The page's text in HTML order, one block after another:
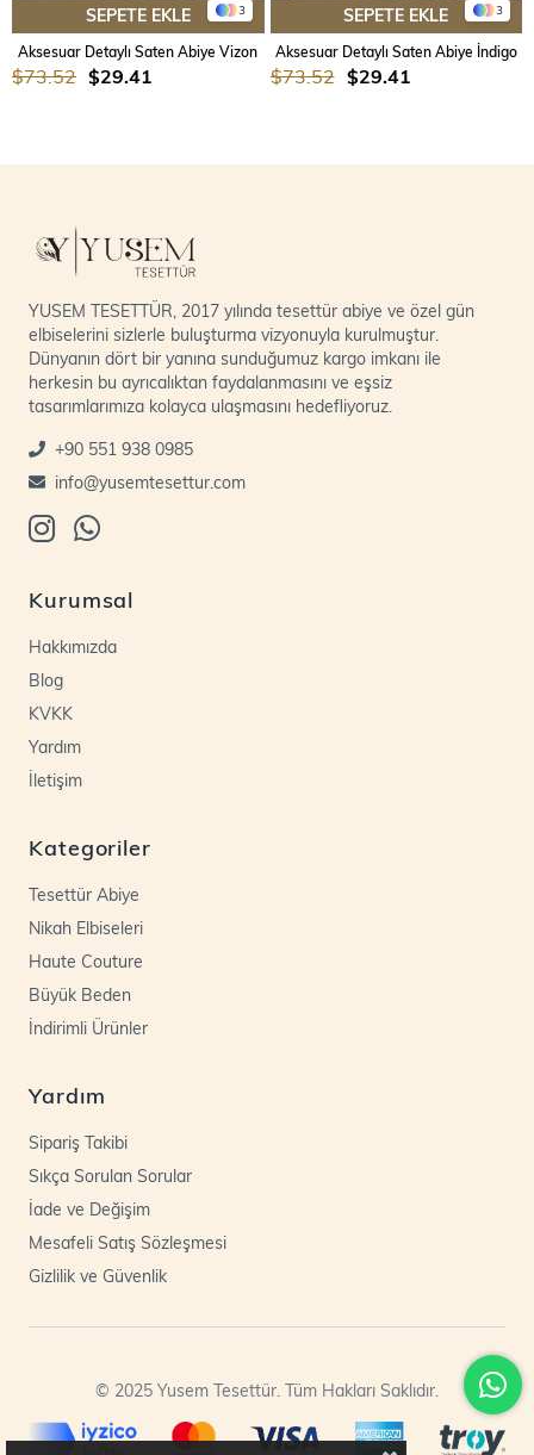
3
SEPETE EKLE
Aksesuar Detaylı Saten Abiye Vizon
$29.41
$73.52
3
SEPETE EKLE
Aksesuar Detaylı Saten Abiye İndigo
$29.41
$73.52
YUSEM TESETTÜR, 2017 yılında tesettür abiye ve özel gün
elbiselerini sizlerle buluşturma vizyonuyla kurulmuştur.
Dünyanın dört bir yanına sunduğumuz kargo imkanı ile
herkesin bu ayrıcalıktan faydalanmasını ve eşsiz
tasarımlarımıza kolayca ulaşmasını hedefliyoruz.
+90 551 938 0985
info@yusemtesettur.com
Kurumsal
Hakkımızda
Blog
KVKK
Yardım
İletişim
Kategoriler
Tesettür Abiye
Nikah Elbiseleri
Haute Couture
Büyük Beden
İndirimli Ürünler
Yardım
Sipariş Takibi
Sıkça Sorulan Sorular
İade ve Değişim
Mesafeli Satış Sözleşmesi
Gizlilik ve Güvenlik
© 2025 Yusem Tesettür. Tüm Hakları Saklıdır.